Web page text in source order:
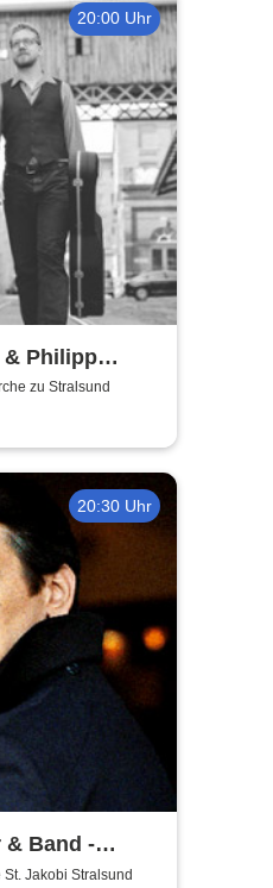
20:00 Uhr
& Philipp
in
Strasund
zu Stralsund
20:30 Uhr
& Band -
Jakobi Stralsund